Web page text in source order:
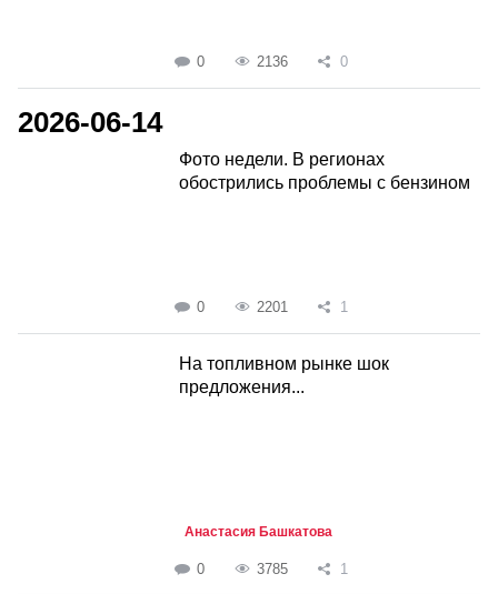
0 2136 0
2026-06-14
Фото недели. В регионах
обострились проблемы с бензином
0 2201 1
На топливном рынке шок
предложения...
Анастасия Башкатова
0 3785 1